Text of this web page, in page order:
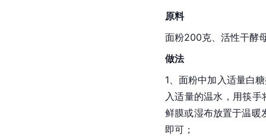
原料
面粉200克、活性干酵
做法
1、面粉中加入适量白
入适量的温水，用筷
鲜膜或湿布放置于温暖
即可；